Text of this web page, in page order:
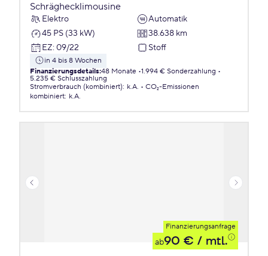
Schräghecklimousine
Elektro
Automatik
45 PS (33 kW)
38.638 km
EZ: 09/22 Stoff
in 4 bis 8 Wochen
Finanzierungsdetails:48 Monate 1.994 € Sonderzahlung
5.235 € Schlusszahlung
Stromverbrauch (kombiniert): k.A.
CO₂-Emissionen
kombiniert: k.A.
Finanzierungsanfrage
ab90 € / mtl.